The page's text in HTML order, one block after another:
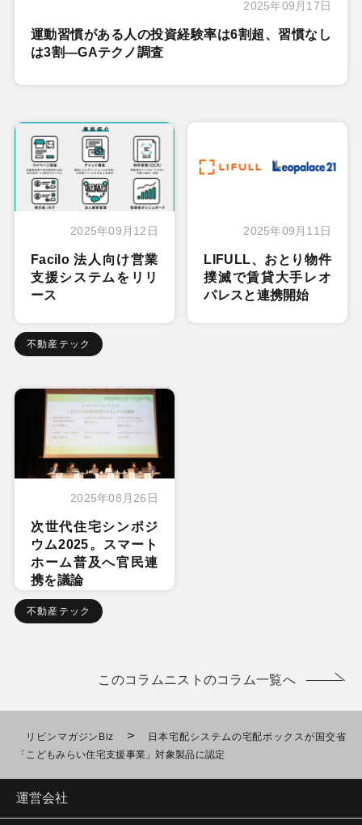
2025年09月17日
運動習慣がある人の投資経験率は6割超、習慣なし
は3割―GAテクノ調査
2025年09月12日
Facilo 法人向け営業
支援システムをリリ
ース
不動産テック
2025年09月11日
LIFULL、おとり物件
撲滅で賃貸大手レオ
パレスと連携開始
2025年08月26日
次世代住宅シンポジ
ウム2025。スマート
ホーム普及へ官民連
携を議論
不動産テック
このコラムニストのコラム一覧へ
リビンマガジンBiz >
日本宅配システムの宅配ボックスが国交省
「こどもみらい住宅支援事業」対象製品に認定
運営会社